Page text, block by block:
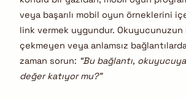
veya başarılı mobil oyun örneklerini
link vermek uygundur.
çekmeyen veya anlamsız
zaman sorun: “Bu bağlantı,
değer katıyor mu?”